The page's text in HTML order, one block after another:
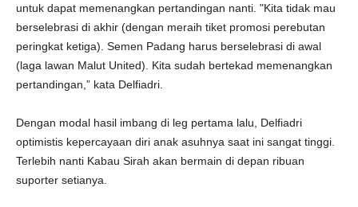
untuk dapat memenangkan pertandingan nanti. "Kita tidak mau
berselebrasi di akhir (dengan meraih tiket promosi perebutan
peringkat ketiga). Semen Padang harus berselebrasi di awal
(laga lawan Malut United). Kita sudah bertekad memenangkan
pertandingan,” kata Delfiadri.
Dengan modal hasil imbang di leg pertama lalu, Delfiadri
optimistis kepercayaan diri anak asuhnya saat ini sangat tinggi.
Terlebih nanti Kabau Sirah akan bermain di depan ribuan
suporter setianya.